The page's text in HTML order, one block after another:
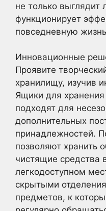
не только выглядит
функционирует
повседневную
Инновационные
Проявите
хранилищу, изучив
Ящики для
подходят для
дополнительных
принадлежностей.
позволяют хранить
чистящие средства
легкодоступном
скрытыми
предметов, к